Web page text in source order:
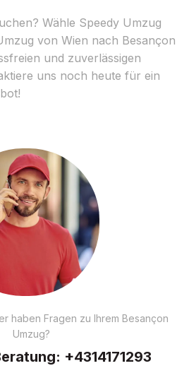
Wähle Speedy Umzug
von Wien nach Besançon
und zuverlässigen
uns noch heute für ein
haben Fragen zu Ihrem Besançon
Umzug?
+4314171293